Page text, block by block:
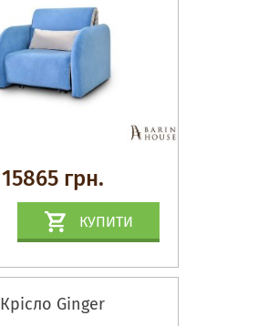
15865 грн.
КУПИТИ
Крісло Ginger